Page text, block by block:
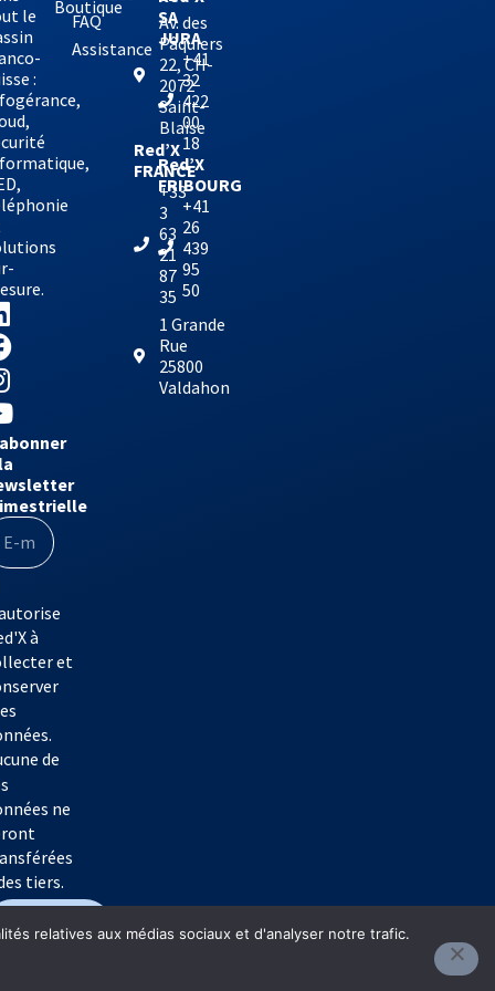
le
:
à
et
de
ne
tiers.
S'inscrire
Boutique
FAQ
Assistance
Av. des
Pâquiers
22, CH-
2072
Saint-
Blaise
Red’X
FRANCE
+33
3
63
21
87
35
1 Grande
Rue
25800
Valdahon
SA
JURA
+41
32
422
00
18
Red’X
FRIBOURG
+41
26
439
95
50
relatives aux médias sociaux et d'analyser notre trafic.